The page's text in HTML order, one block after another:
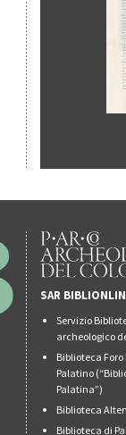
SAR
Servizio
archeologico
Biblioteca
Palatino
Palatina”)
Biblioteca
Biblioteca di